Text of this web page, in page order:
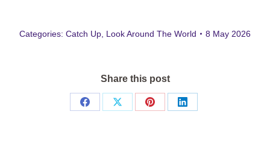
Categories: Catch Up Look Around The World 8 May 2026
Share this post
Share
Share
Share
Share